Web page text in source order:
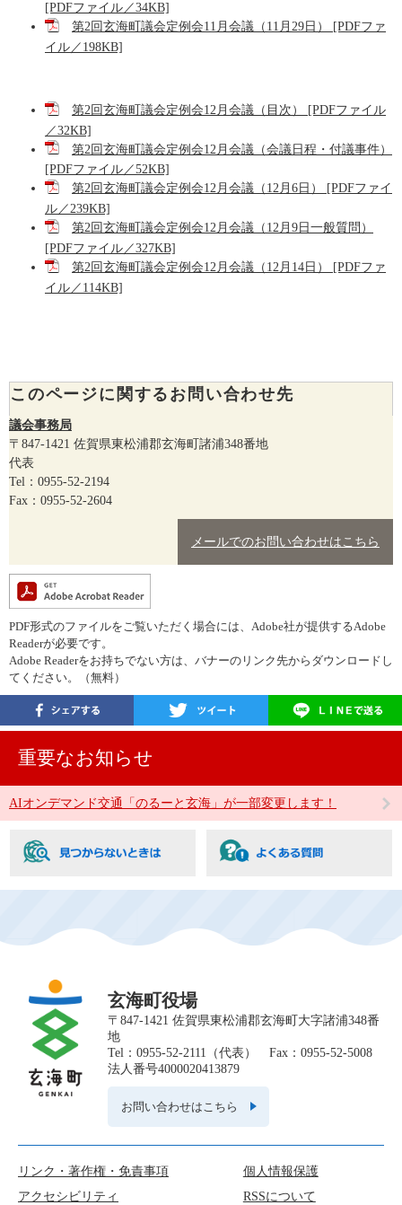
[PDFファイル／34KB]
第2回玄海町議会定例会11月会議（11月29日） [PDFファ
イル／198KB]
第2回玄海町議会定例会12月会議（目次） [PDFファイル
／32KB]
第2回玄海町議会定例会12月会議（会議日程・付議事件）
[PDFファイル／52KB]
第2回玄海町議会定例会12月会議（12月6日） [PDFファイ
ル／239KB]
第2回玄海町議会定例会12月会議（12月9日一般質問）
[PDFファイル／327KB]
第2回玄海町議会定例会12月会議（12月14日） [PDFファ
イル／114KB]
このページに関するお問い合わせ先
議会事務局
〒847-1421 佐賀県東松浦郡玄海町諸浦348番地
代表
Tel：0955-52-2194
Fax：0955-52-2604
メールでのお問い合わせはこちら
PDF形式のファイルをご覧いただく場合には、Adobe社が提供するAdobe
Readerが必要です。
Adobe Readerをお持ちでない方は、バナーのリンク先からダウンロードし
てください。（無料）
重要なお知らせ
AIオンデマンド交通「のるーと玄海」が一部変更します！
玄海町役場
〒847-1421 佐賀県東松浦郡玄海町大字諸浦348番
地
Tel：0955-52-2111（代表） Fax：0955-52-5008
法人番号4000020413879
お問い合わせはこちら
リンク・著作権・免責事項
個人情報保護
アクセシビリティ
RSSについて